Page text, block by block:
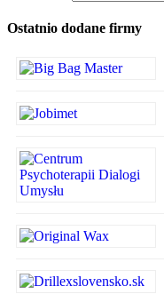
Ostatnio dodane firmy